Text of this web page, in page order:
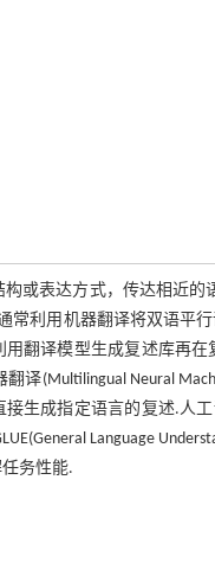
构或表达方式，传达相近
通常利用机器翻译将双语
翻译模型生成复述库再
译(Multilingual Neural
生成指定语言的复述.人
Language
务性能.